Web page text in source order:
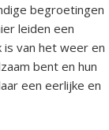
begroetingen
leiden een
van het weer en
bent en hun
een eerlijke en